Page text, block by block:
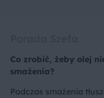
Co zrobić, żeby olej
smażenia?
Podczas smażenia